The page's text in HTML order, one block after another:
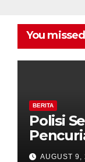
You missed
BERITA
Polisi
diAUGUST 9,